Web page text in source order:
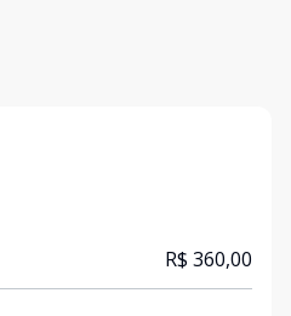
R$ 360,00